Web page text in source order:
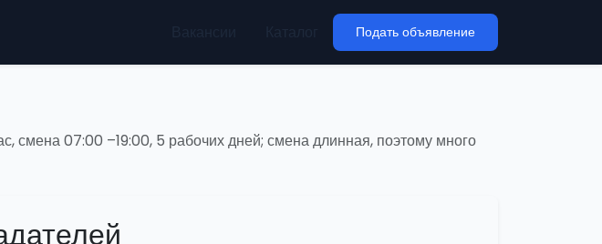
Подать объявление
смена 07:00 –19:00, 5 рабочих дней; смена длинная, поэтому много